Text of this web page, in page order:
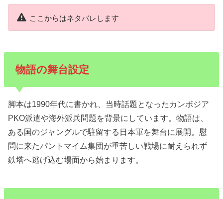
ここからはネタバレします
物語の舞台設定
脚本は1990年代に書かれ、当時話題となったカンボジア
PKO派遣や海外派兵問題を背景にしています。物語は、
ある国のジャングルで駐留する日本軍を舞台に展開。慰
問に来たパントマイム集団が重苦しい戦場に耐えられず
鉄塔へ逃げ込む場面から始まります。